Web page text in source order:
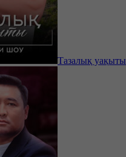
Тазалық уақыты